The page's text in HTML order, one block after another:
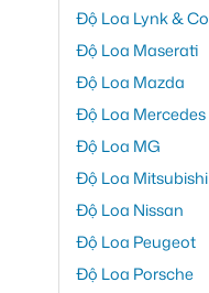
Độ Loa Lynk & Co
Độ Loa Maserati
Độ Loa Mazda
Độ Loa Mercedes
Độ Loa MG
Độ Loa Mitsubishi
Độ Loa Nissan
Độ Loa Peugeot
Độ Loa Porsche